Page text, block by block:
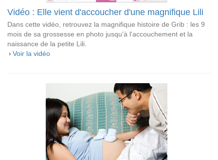
Vidéo : Elle vient d'accoucher d'une magnifique Lili
Dans cette vidéo, retrouvez la magnifique histoire de Grib : les 9
mois de sa grossesse en photo jusqu'à l'accouchement et la
naissance de la petite Lili.
Voir la vidéo